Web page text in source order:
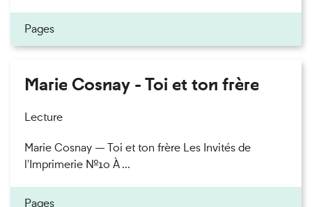
Pages
Marie Cosnay - Toi et ton frère
Lecture
Marie Cosnay — Toi et ton frère Les Invités de
l'Imprimerie n°10 À ...
Pages